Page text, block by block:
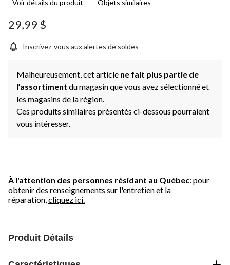
Voir détails du produit Objets similaires
29,99 $
Inscrivez-vous aux alertes de soldes
Malheureusement, cet article ne fait plus partie de
l’assortiment du magasin que vous avez sélectionné et
les magasins de la région.
Ces produits similaires présentés ci-dessous pourraient
vous intéresser.
À l'attention des personnes résidant au Québec: pour
obtenir des renseignements sur l'entretien et la
réparation, cliquez ici.
Produit Détails